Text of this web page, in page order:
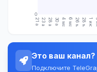
21 апр.23 апр. 28 апр. 30 апр. 4 мая 6 мая 26 мая 28 мая 1 июн. 3
0
Это ваш канал?
Подключите